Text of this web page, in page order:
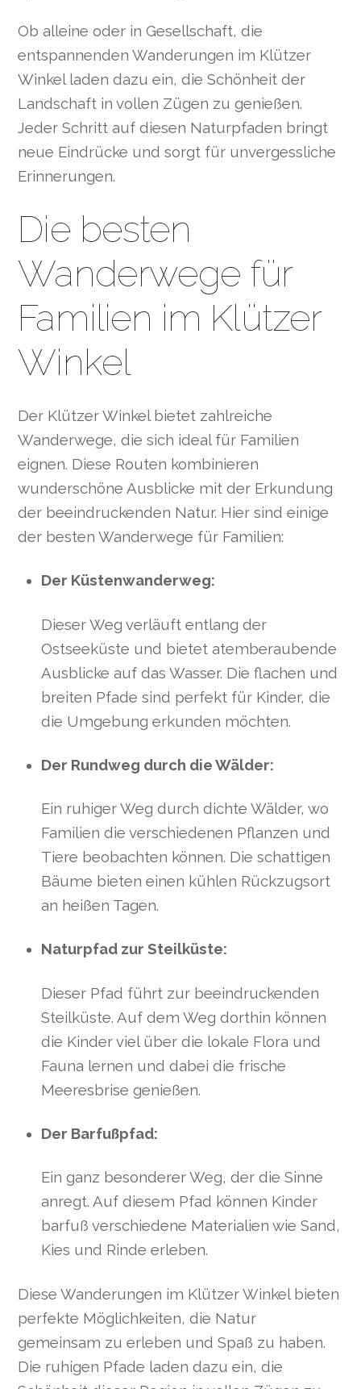
Ob alleine oder in Gesellschaft, die
entspannenden Wanderungen im Klützer
Winkel laden dazu ein, die Schönheit der
Landschaft in vollen Zügen zu genießen.
Jeder Schritt auf diesen Naturpfaden bringt
neue Eindrücke und sorgt für unvergessliche
Erinnerungen.
Die besten
Wanderwege für
Familien im Klützer
Winkel
Der Klützer Winkel bietet zahlreiche
Wanderwege, die sich ideal für Familien
eignen. Diese Routen kombinieren
wunderschöne Ausblicke mit der Erkundung
der beeindruckenden Natur. Hier sind einige
der besten Wanderwege für Familien:
Der Küstenwanderweg:
Dieser Weg verläuft entlang der
Ostseeküste und bietet atemberaubende
Ausblicke auf das Wasser. Die flachen und
breiten Pfade sind perfekt für Kinder, die
die Umgebung erkunden möchten.
Der Rundweg durch die Wälder:
Ein ruhiger Weg durch dichte Wälder, wo
Familien die verschiedenen Pflanzen und
Tiere beobachten können. Die schattigen
Bäume bieten einen kühlen Rückzugsort
an heißen Tagen.
Naturpfad zur Steilküste:
Dieser Pfad führt zur beeindruckenden
Steilküste. Auf dem Weg dorthin können
die Kinder viel über die lokale Flora und
Fauna lernen und dabei die frische
Meeresbrise genießen.
Der Barfußpfad:
Ein ganz besonderer Weg, der die Sinne
anregt. Auf diesem Pfad können Kinder
barfuß verschiedene Materialien wie Sand,
Kies und Rinde erleben.
Diese Wanderungen im Klützer Winkel bieten
perfekte Möglichkeiten, die Natur
gemeinsam zu erleben und Spaß zu haben.
Die ruhigen Pfade laden dazu ein, die